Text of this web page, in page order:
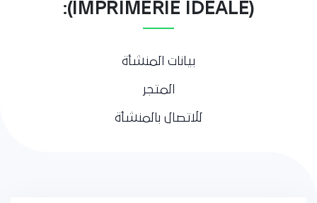
(IMPRIMERIE IDÉALE):
بيانات المنشأة
المتجر
للاتصال بالمنشأة